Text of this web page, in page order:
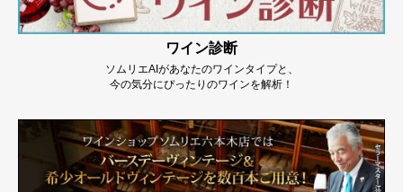
ワイン診断
ソムリエAIがあなたのワインタイプと、
今の気分にぴったりのワインを解析！